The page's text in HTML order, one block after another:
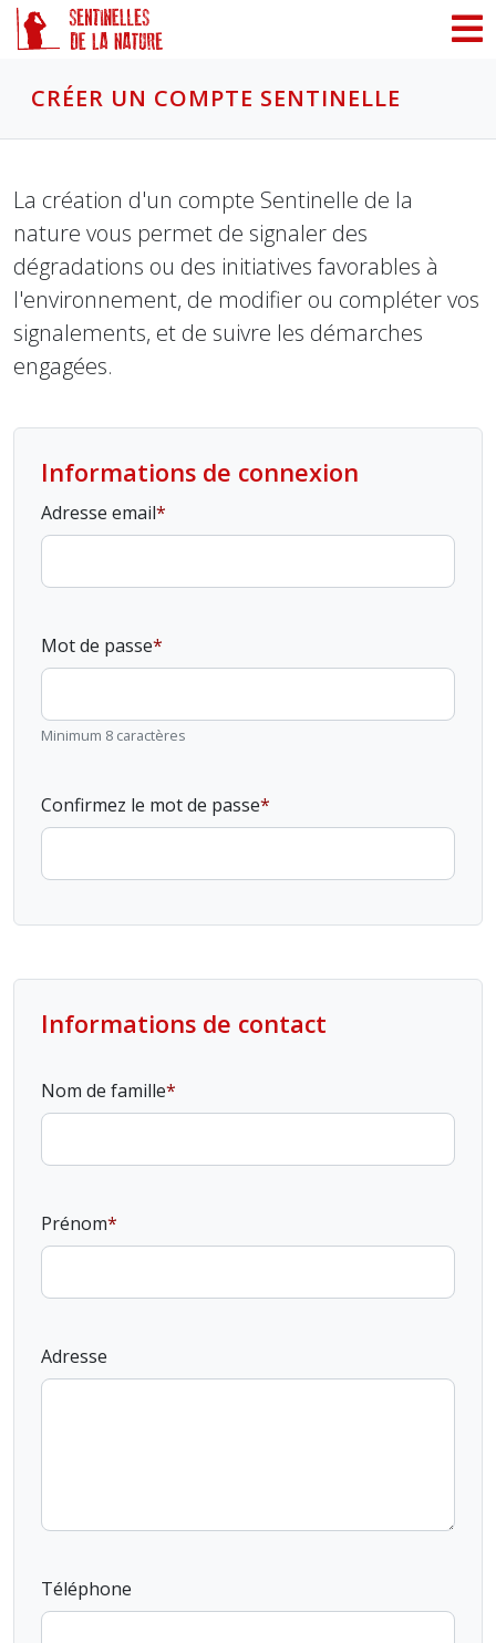
CRÉER UN COMPTE SENTINELLE
La création d'un compte Sentinelle de la
nature vous permet de signaler des
dégradations ou des initiatives favorables à
l'environnement, de modifier ou compléter vos
signalements, et de suivre les démarches
engagées.
Informations de connexion
Adresse email
Mot de passe
Minimum 8 caractères
Confirmez le mot de passe
Informations de contact
Nom de famille
Prénom
Adresse
Téléphone
Panneau de gestion des cookies